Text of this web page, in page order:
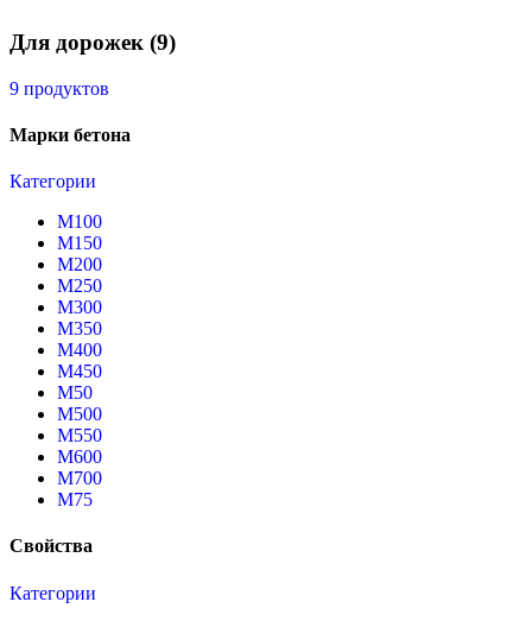
Для дорожек (9)
9 продуктов
Марки бетона
Категории
М100
М150
М200
М250
М300
М350
М400
М450
М50
М500
М550
М600
М700
М75
Свойства
Категории